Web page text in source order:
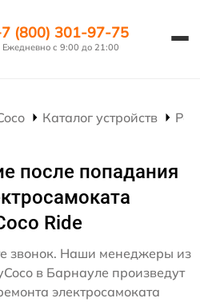
(800) 301-97-75
Ежедневно с 9:00 до 21:00
Каталог устройств
после попадания
Ride
звонок. Наши менеджеры из
в Барнауле произведут
электросамоката